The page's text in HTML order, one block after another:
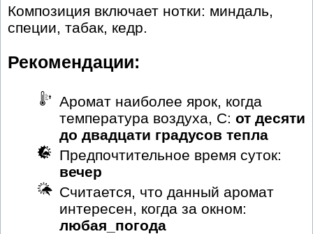
Композиция включает нотки: миндаль,
специи, табак, кедр.
Рекомендации:
Аромат наиболее ярок, когда
температура воздуха, С: от десяти
до двадцати градусов тепла
Предпочтительное время суток:
вечер
Считается, что данный аромат
интересен, когда за окном:
любая_погода